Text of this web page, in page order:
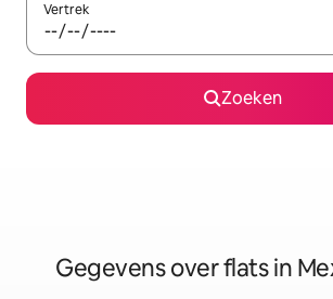
Vertrek
Zoeken
Gegevens over flats in